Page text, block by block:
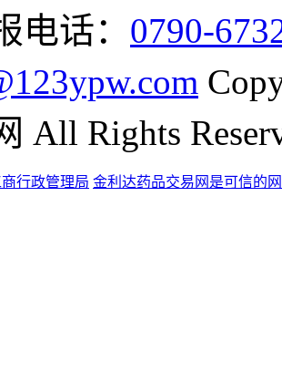
电话： 0790-
All Rights
行政管理局 金利达药品交易网是可信的